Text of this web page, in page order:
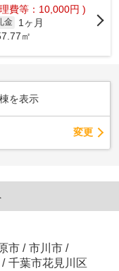
費等：10,000円 )
金
1ヶ月
㎡
棟を表示
変更
市 / 市川市 /
/ 千葉市花見川区